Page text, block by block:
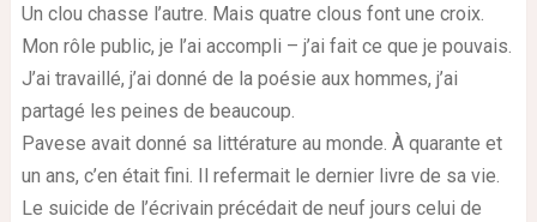
Un clou chasse l’autre. Mais quatre clous font une croix.
Mon rôle public, je l’ai accompli – j’ai fait ce que je pouvais.
J’ai travaillé, j’ai donné de la poésie aux hommes, j’ai
partagé les peines de beaucoup.
Pavese avait donné sa littérature au monde. À quarante et
un ans, c’en était fini. Il refermait le dernier livre de sa vie.
Le suicide de l’écrivain précédait de neuf jours celui de